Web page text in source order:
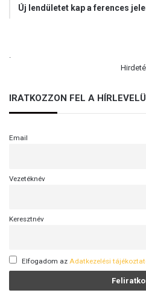
Új lendületet kap a ferences
.
IRATKOZZON FEL A
Email
Vezetéknév
Keresztnév
Elfogadom az Adatkezelési